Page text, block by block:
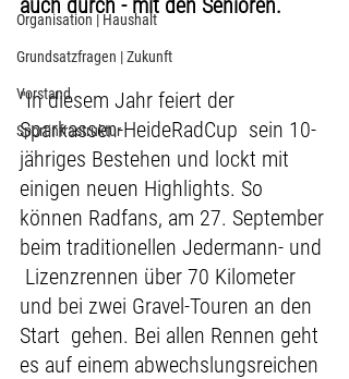
Organisation | Haushalt
Grundsatzfragen | Zukunft
Vorstand
Sportinfrastruktur
auch durch - mit den Senioren.
"In diesem Jahr feiert der
Sparkassen-HeideRadCup  sein 10-
jähriges Bestehen und lockt mit
einigen neuen Highlights. So
können Radfans, am 27. September
beim traditionellen Jedermann- und
Lizenzrennen über 70 Kilometer
und bei zwei Gravel-Touren an den
Start  gehen. Bei allen Rennen geht
es auf einem abwechslungsreichen